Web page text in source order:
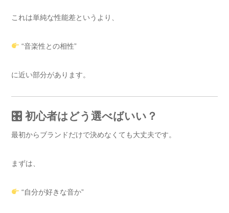
これは単純な性能差というより、
“音楽性との相性”
に近い部分があります。
🎛 初心者はどう選べばいい？
最初からブランドだけで決めなくても大丈夫です。
まずは、
“自分が好きな音か”